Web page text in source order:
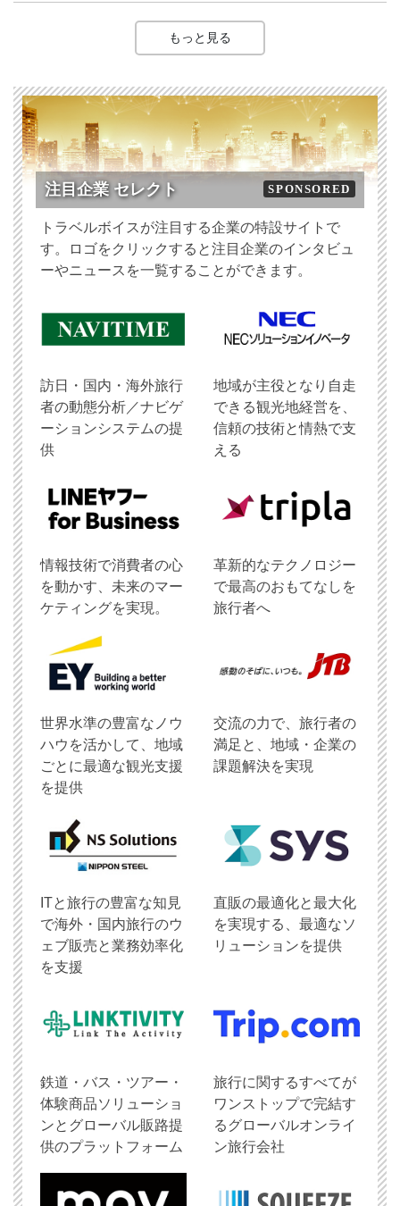
もっと見る
注目企業 セレクト SPONSORED
トラベルボイスが注目する企業の特設サイトで
す。ロゴをクリックすると注目企業のインタビュ
ーやニュースを一覧することができます。
訪日・国内・海外旅行
者の動態分析／ナビゲ
ーションシステムの提
供
地域が主役となり自走
できる観光地経営を、
信頼の技術と情熱で支
える
情報技術で消費者の心
を動かす、未来のマー
ケティングを実現。
革新的なテクノロジー
で最高のおもてなしを
旅行者へ
世界水準の豊富なノウ
ハウを活かして、地域
ごとに最適な観光支援
を提供
交流の力で、旅行者の
満足と、地域・企業の
課題解決を実現
ITと旅行の豊富な知見
で海外・国内旅行のウ
ェブ販売と業務効率化
を支援
直販の最適化と最大化
を実現する、最適なソ
リューションを提供
鉄道・バス・ツアー・
体験商品ソリューショ
ンとグローバル販路提
供のプラットフォーム
旅行に関するすべてが
ワンストップで完結す
るグローバルオンライ
ン旅行会社